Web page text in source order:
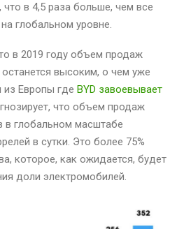
что в 4,5 раза больше, чем все
глобальном уровне.
в 2019 году объем продаж
высоким, о чем уже
из Европы где BYD завоевывает
что объем продаж
в глобальном масштабе
в сутки. Это более 75%
которое, как ожидается, будет
доли электромобилей.